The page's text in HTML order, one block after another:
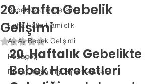
Bebek Çocuk Gelişimi
Hafta Hafta Hamilelik
Ay Ay Bebek Gelişimi
Pedagog
Dikkat Dağınıklığı Hiperaktivite
20. Hafta Gebelik
Gelişimi
5 üzerinden NaN yıldız
20. Haftalık Gebelikte
Bebek Hareketleri